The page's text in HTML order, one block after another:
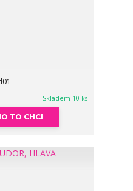
Skladem 10 ks
TO CHCI